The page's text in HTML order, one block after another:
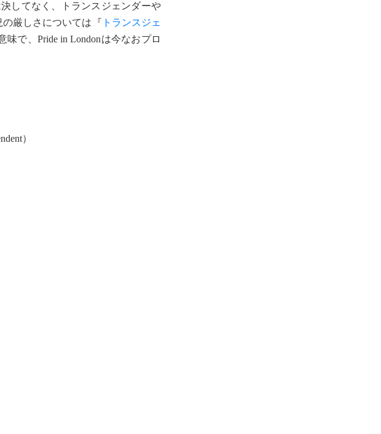
してなく、トランスジェンダーや
厳しさについては『 トランスジェ
で、Pride in Londonは今なおプロ
）